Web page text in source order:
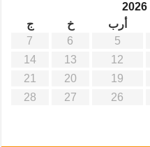
أرب خ
ج
5
6
7
12
13
14
19
20
21
26
27
28